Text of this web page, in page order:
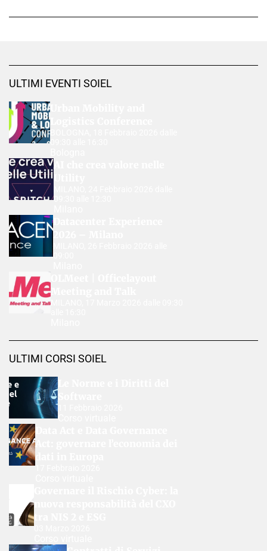
ULTIMI EVENTI SOIEL
Urban Mobility and
Logistics Conference
BOLOGNA, 18 Febbraio 2026 dalle
09:30 alle 16:30
Datacenter Experience
2026 – Milano
09:00
ULTIMI CORSI SOIEL
Data Act e Data Governance
Act: governare l’economia dei
dati in Europa
17 Febbraio 2026